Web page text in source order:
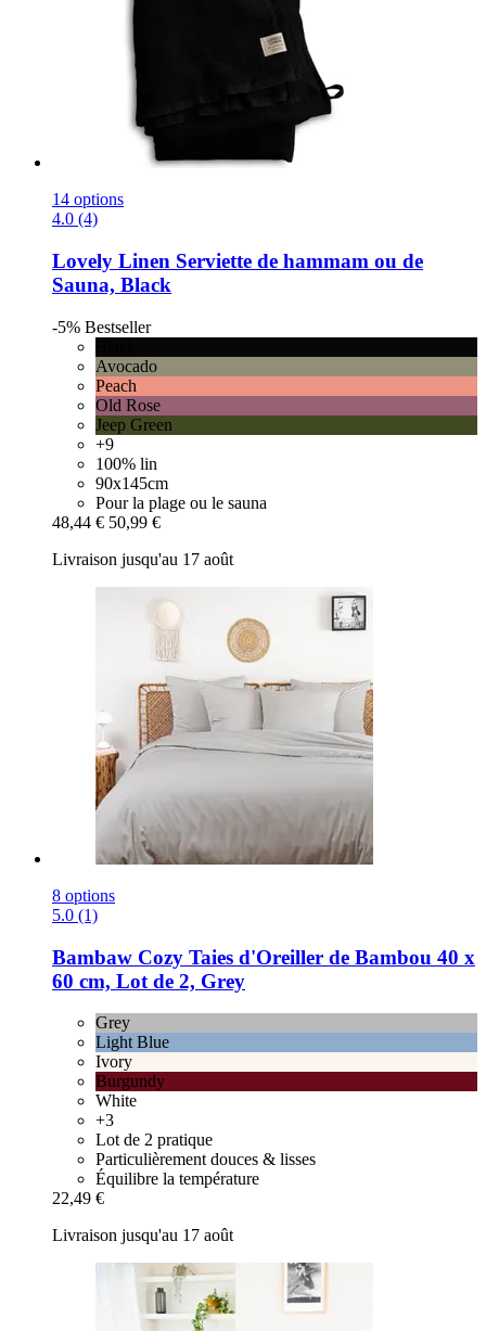
14 options
4.0 (4)
Lovely Linen Serviette de hammam ou de
Sauna, Black
-5% Bestseller
Avocado
Peach
Old Rose
Jeep Green
+9
100% lin
90x145cm
Pour la plage ou le sauna
48,44 € 50,99 €
Livraison jusqu'au 17 août
8 options
5.0 (1)
Bambaw Cozy Taies d'Oreiller de Bambou 40 x
60 cm, Lot de 2, Grey
Grey
Light Blue
Ivory
Burgundy
White
+3
Lot de 2 pratique
Particulièrement douces & lisses
Équilibre la température
22,49 €
Livraison jusqu'au 17 août